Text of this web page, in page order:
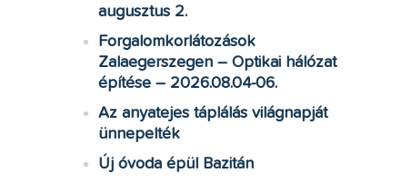
augusztus 2.
Forgalomkorlátozások
Zalaegerszegen – Optikai hálózat
építése – 2026.08.04-06.
Az anyatejes táplálás világnapját
ünnepelték
Új óvoda épül Bazitán